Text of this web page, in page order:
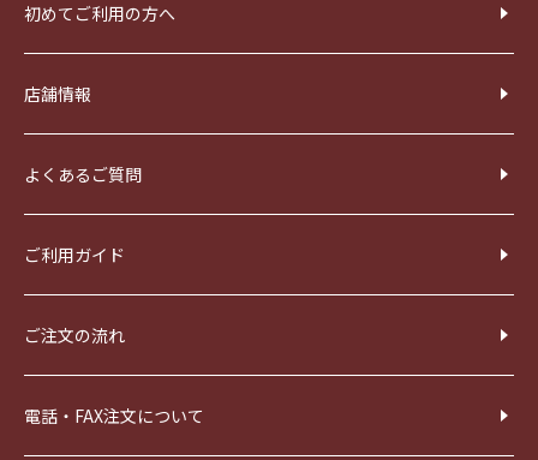
初めてご利用の方へ
店舗情報
よくあるご質問
ご利用ガイド
ご注文の流れ
電話・FAX注文について